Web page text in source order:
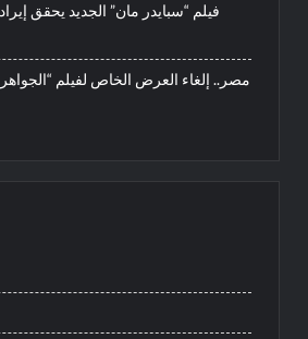
مصر.. إلغاء العرض الخاص لفيلم